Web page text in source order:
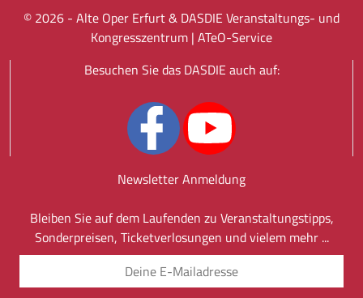
© 2026 - Alte Oper Erfurt & DASDIE Veranstaltungs- und
Kongresszentrum | ATeO-Service
Besuchen Sie das DASDIE auch auf:
Newsletter Anmeldung
Bleiben Sie auf dem Laufenden zu Veranstaltungstipps,
Sonderpreisen, Ticketverlosungen und vielem mehr ...